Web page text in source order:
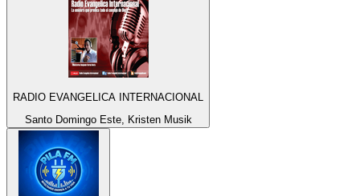
RADIO EVANGELICA INTERNACIONAL
Santo Domingo Este, Kristen Musik